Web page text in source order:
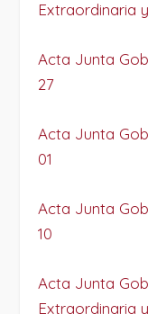
Extraordinaria
Acta Junta
27
Acta Junta
01
Acta Junta
10
Acta Junta
Extraordinaria